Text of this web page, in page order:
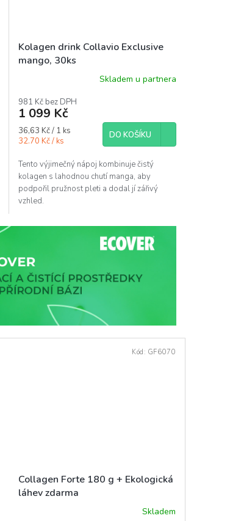
Kolagen drink Collavio Exclusive
mango, 30ks
produktu
je
5,0
z
hvězdiček.
Skladem u partnera
981 Kč bez DPH
1 099 Kč
Měrná
cena:
36,63 Kč / 1 ks
32.70 Kč / ks
DO KOŠÍKU
Tento výjimečný nápoj kombinuje čistý
kolagen s lahodnou chutí manga, aby
podpořil pružnost pleti a dodal jí zářivý
vzhled.
Collagen Forte 180 g + Ekologická
láhev zdarma
Skladem
Kód: GF6070